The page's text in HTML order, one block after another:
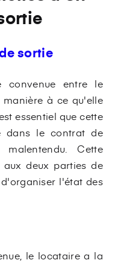
sortie
entre le
à ce qu'elle
essentiel que cette
dans le contrat de
Cette
deux parties de
l'état des
le locataire a la